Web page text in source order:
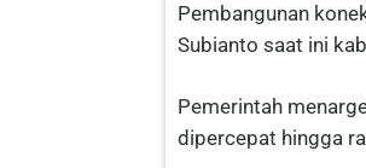
Pembangunan
Subianto saat ini
Pemerintah
dipercepat hingga